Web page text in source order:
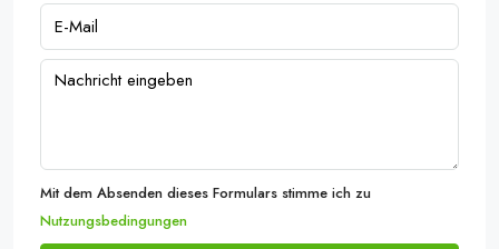
Mit dem Absenden dieses Formulars stimme ich zu
Nutzungsbedingungen